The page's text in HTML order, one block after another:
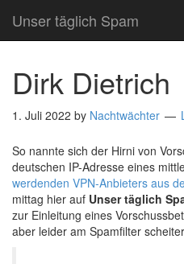
Unser täglich Spam
Dirk Dietrich
1. Juli 2022 by Nachtwächter
So nannte sich der Hirni von
deutschen IP-Adresse eines
werdenden VPN-Anbieters aus
mittag hier auf Unser täglich
zur Einleitung eines
aber leider am Spamfilter